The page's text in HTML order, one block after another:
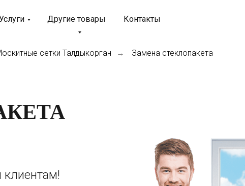
Другие товары Контакты
сетки Талдыкорган → Замена стеклопакета